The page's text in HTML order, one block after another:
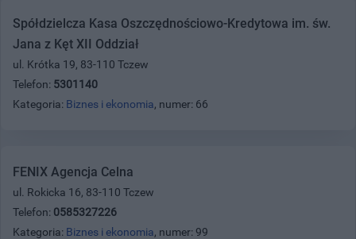
Spółdzielcza Kasa Oszczędnościowo-Kredytowa im. św.
Jana z Kęt XII Oddział
ul. Krótka 19, 83-110 Tczew
Telefon: 5301140
Kategoria: Biznes i ekonomia, numer: 66
FENIX Agencja Celna
ul. Rokicka 16, 83-110 Tczew
Telefon: 0585327226
Kategoria: Biznes i ekonomia, numer: 99